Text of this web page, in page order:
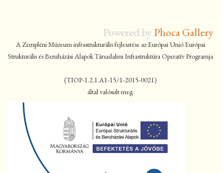
Powered by Phoca Gallery
A Zempléni Múzeum infrastrukturális fejlesztése az Európai Unió Európai
Strukturális és Beruházási Alapok Társadalmi Infrastruktúra Operatív Programja
(TIOP-1.2.1.A1-15/1-2015-0021)
által valósult meg.